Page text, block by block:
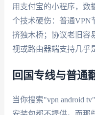
用支付宝的小程序，数
个技术硬伤：普通VPN
挤独木桥；协议老旧容
视或路由器端支持几乎
回国专线与普通
当你搜索"vpn android